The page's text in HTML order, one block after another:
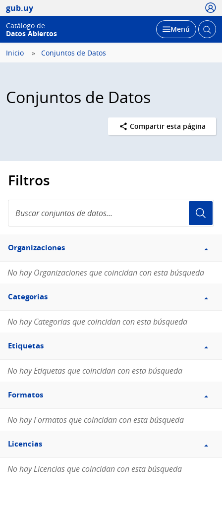
gub.uy
Catálogo de
Datos Abiertos
Desplegar
Menú Abrir
Inicio Conjuntos de Datos
Conjuntos de Datos
Compartir esta página
Filtros
conjuntos
de
Filtro
Organizaciones
Organizaciones
No hay Organizaciones que coincidan con esta búsqueda
Filtro
Categorias
Categorias
No hay Categorias que coincidan con esta búsqueda
Filtro
Etiquetas
Etiquetas
No hay Etiquetas que coincidan con esta búsqueda
Filtro
Formatos
Formatos
No hay Formatos que coincidan con esta búsqueda
Filtro
Licencias
Licencias
No hay Licencias que coincidan con esta búsqueda